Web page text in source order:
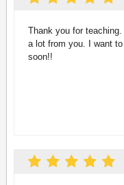
Thank you for
a lot from you. I want
soon!!